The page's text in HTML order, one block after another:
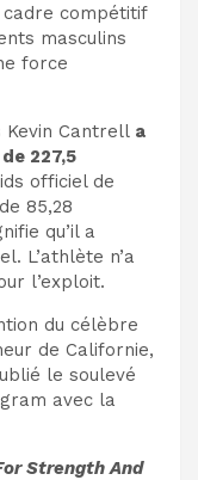
compétitif
masculins
force
Kevin Cantrell a
227,5
officiel de
85,28
qu’il a
L’athlète n’a
l’exploit.
du célèbre
de Californie,
le soulevé
avec la
Strength And